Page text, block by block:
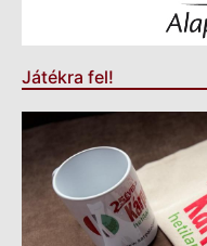
Játékra fel!